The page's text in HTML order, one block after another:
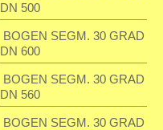
DN 500
BOGEN SEGM. 30 GRAD
DN 600
BOGEN SEGM. 30 GRAD
DN 560
BOGEN SEGM. 30 GRAD